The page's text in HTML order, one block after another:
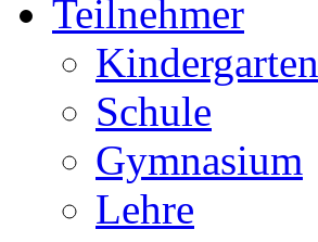
Teilnehmer
Kindergarten
Schule
Gymnasium
Lehre